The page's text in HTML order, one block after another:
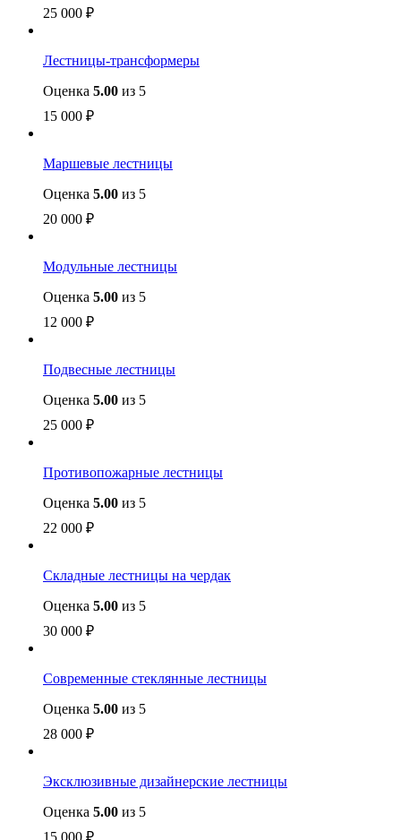
25 000 ₽
Лестницы-трансформеры
Оценка 5.00 из 5
15 000 ₽
Маршевые лестницы
Оценка 5.00 из 5
20 000 ₽
Модульные лестницы
Оценка 5.00 из 5
12 000 ₽
Подвесные лестницы
Оценка 5.00 из 5
25 000 ₽
Противопожарные лестницы
Оценка 5.00 из 5
22 000 ₽
Складные лестницы на чердак
Оценка 5.00 из 5
30 000 ₽
Современные стеклянные лестницы
Оценка 5.00 из 5
28 000 ₽
Эксклюзивные дизайнерские лестницы
Оценка 5.00 из 5
15 000 ₽